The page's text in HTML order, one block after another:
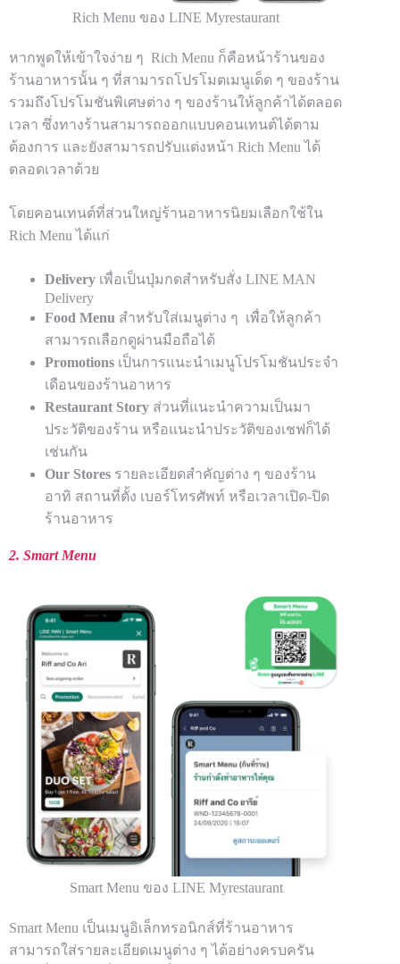
Rich Menu ของ LINE Myrestaurant
หากพูดให้เข้าใจง่าย ๆ Rich Menu ก็คือหน้าร้านของ
ร้านอาหารนั้น ๆ ที่สามารถโปรโมตเมนูเด็ด ๆ ของร้าน
รวมถึงโปรโมชันพิเศษต่าง ๆ ของร้านให้ลูกค้าได้ตลอด
เวลา ซึ่งทางร้านสามารถออกแบบคอนเทนต์ได้ตาม
ต้องการ และยังสามารถปรับแต่งหน้า Rich Menu ได้
ตลอดเวลาด้วย
โดยคอนเทนต์ที่ส่วนใหญ่ร้านอาหารนิยมเลือกใช้ใน
Rich Menu ได้แก่
Delivery เพื่อเป็นปุ่มกดสำหรับสั่ง LINE MAN
Delivery
Food Menu สำหรับใส่เมนูต่าง ๆ เพื่อให้ลูกค้า
สามารถเลือกดูผ่านมือถือได้
Promotions เป็นการแนะนำเมนูโปรโมชันประจำ
เดือนของร้านอาหาร
Restaurant Story ส่วนที่แนะนำความเป็นมา
ประวัติของร้าน หรือแนะนำประวัติของเชฟก็ได้
เช่นกัน
Our Stores รายละเอียดสำคัญต่าง ๆ ของร้าน
อาทิ สถานที่ตั้ง เบอร์โทรศัพท์ หรือเวลาเปิด-ปิด
ร้านอาหาร
2. Smart Menu
Smart Menu ของ LINE Myrestaurant
Smart Menu เป็นเมนูอิเล็กทรอนิกส์ที่ร้านอาหาร
สามารถใส่รายละเอียดเมนูต่าง ๆ ได้อย่างครบครัน